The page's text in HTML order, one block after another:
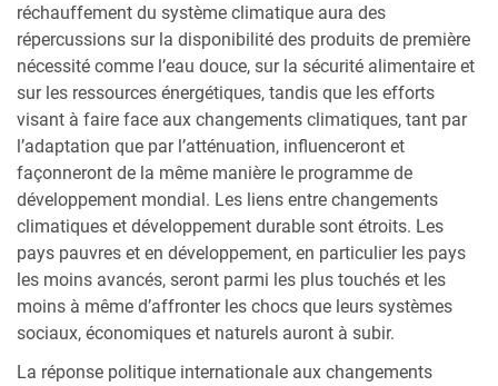
réchauffement du système climatique aura des
répercussions sur la disponibilité des produits de première
nécessité comme l’eau douce, sur la sécurité alimentaire et
sur les ressources énergétiques, tandis que les efforts
visant à faire face aux changements climatiques, tant par
l’adaptation que par l’atténuation, influenceront et
façonneront de la même manière le programme de
développement mondial. Les liens entre changements
climatiques et développement durable sont étroits. Les
pays pauvres et en développement, en particulier les pays
les moins avancés, seront parmi les plus touchés et les
moins à même d’affronter les chocs que leurs systèmes
sociaux, économiques et naturels auront à subir.
La réponse politique internationale aux changements